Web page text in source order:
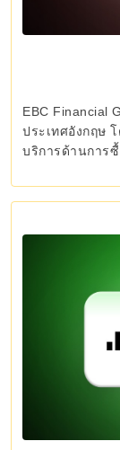
EBC Financial
ประเทศอังกฤษ
บริการด้านการ